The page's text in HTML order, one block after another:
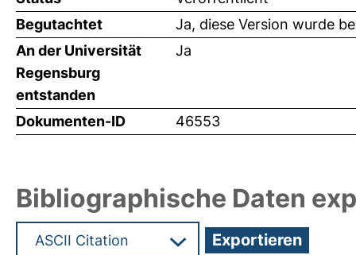
Begutachtet
Ja, diese Version wurde
An der Universität
Regensburg
entstanden
Ja
Dokumenten-ID 46553
Bibliographische Daten